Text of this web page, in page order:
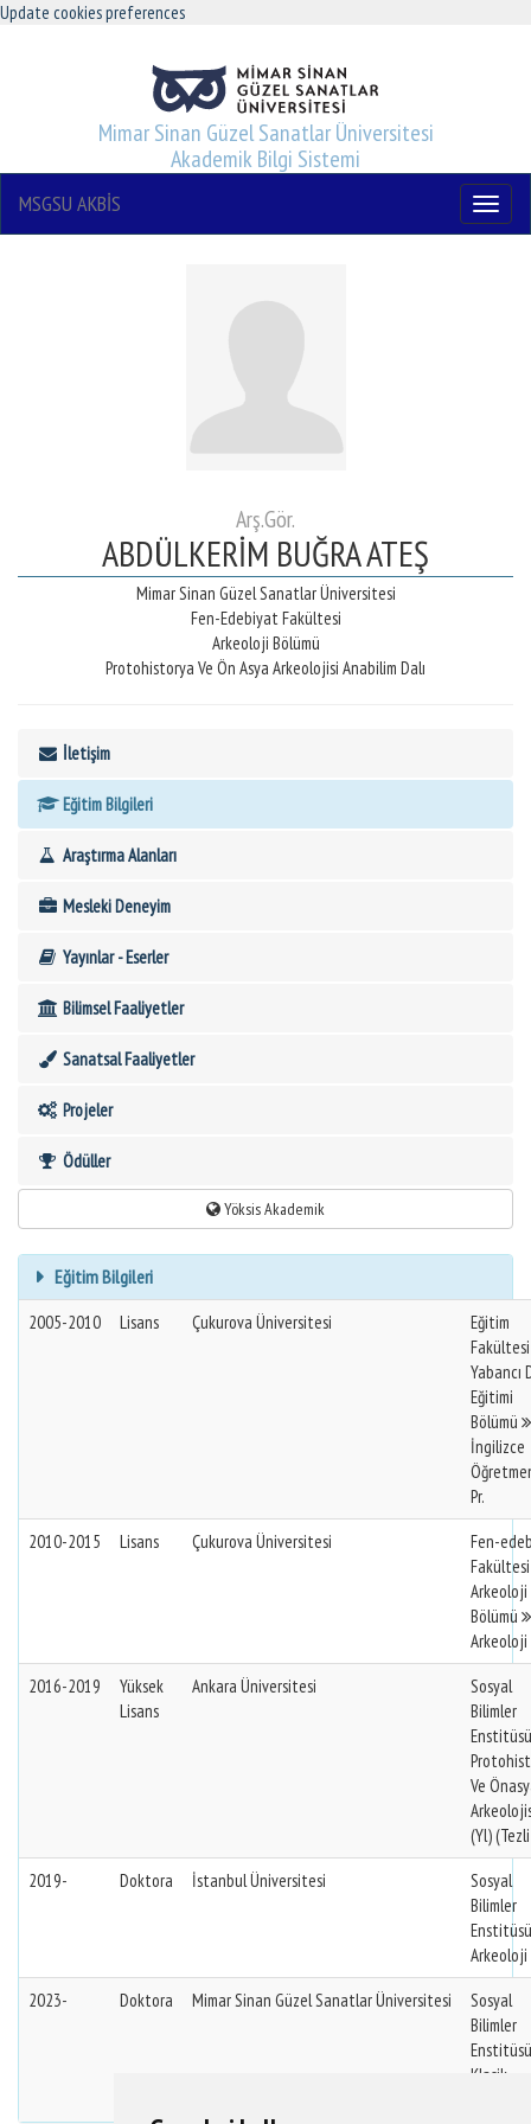
Update cookies preferences
Mimar Sinan Güzel Sanatlar Üniversitesi
Akademik Bilgi Sistemi
Menu
MSGSU AKBİS
Arş.Gör.
ABDÜLKERİM BUĞRA ATEŞ
Mimar Sinan Güzel Sanatlar Üniversitesi
Fen-Edebiyat Fakültesi
Arkeoloji Bölümü
Protohistorya Ve Ön Asya Arkeolojisi Anabilim Dalı
İletişim
Eğitim Bilgileri
Araştırma Alanları
Mesleki Deneyim
Yayınlar - Eserler
Bilimsel Faaliyetler
Sanatsal Faaliyetler
Projeler
Ödüller
Yöksis Akademik
Eğitim Bilgileri
2005-2010 Lisans Çukurova Üniversitesi
Eğitim
Yabancı
Eğitimi
Bölümü
İngilizce
Pr.
2010-2015
Lisans Çukurova Üniversitesi
Fen-
Arkeoloji
Bölümü
Arkeoloji
2016-2019
Yüksek
Lisans
Ankara Üniversitesi
Sosyal
Bilimler
Ve
(Yl)
2019-
Doktora İstanbul Üniversitesi
Sosyal
Bilimler
Arkeoloji
2023-
Doktora Mimar Sinan Güzel Sanatlar Üniversitesi
Sosyal
Bilimler
Klasik